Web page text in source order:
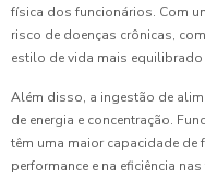
física dos funcionários. Com
risco de doenças crônicas,
estilo de vida mais equilibrado
Além disso, a ingestão de
de energia e concentração.
têm uma maior capacidade de
performance e na eficiência